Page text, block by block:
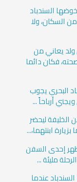
السندباد
السكان، ولا
ولد يعاني من
فكان دائما
البحري يجوب
أرباحاً ...
الخليفة ليحضر
ابنتهما،...
ظهر إحدى السفن
مليئة ...
عندما